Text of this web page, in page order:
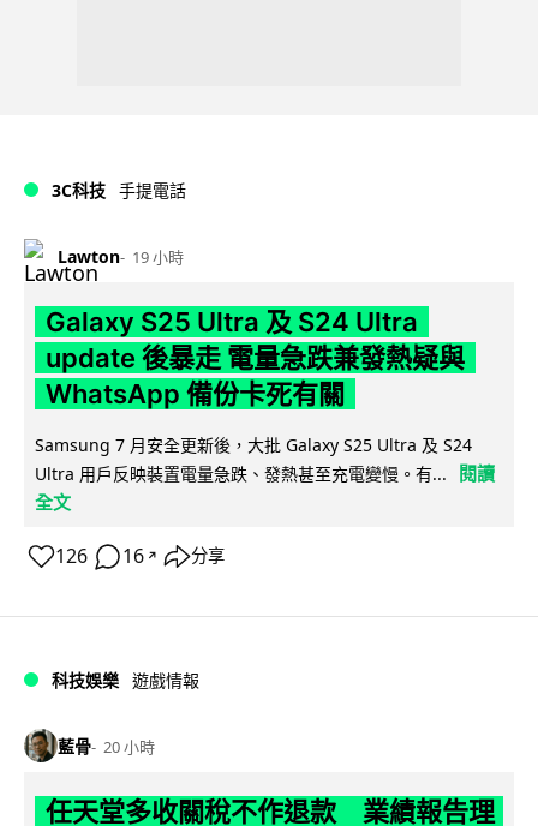
3C科技 手提電話
Lawton 19 小時
Galaxy S25 Ultra 及 S24 Ultra
update 後暴走 電量急跌兼發熱疑與
WhatsApp 備份卡死有關
Samsung 7 月安全更新後，大批 Galaxy S25 Ultra 及 S24
Ultra 用戶反映裝置電量急跌、發熱甚至充電變慢。有...
閱讀
全文
126 16 ↗ 分享
科技娛樂 遊戲情報
藍骨 20 小時
任天堂多收關稅不作退款 業績報告理